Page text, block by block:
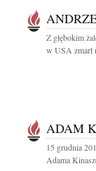
Z głębokim
w USA zmarł
ADAM
15 grudnia
Adama